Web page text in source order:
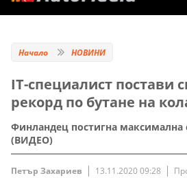
Начало НОВИНИ
IT-специалист постави
рекорд по бутане на
Финландец постигна максимална
(ВИДЕО)
Петър Захариев 13.11.2020 09:28